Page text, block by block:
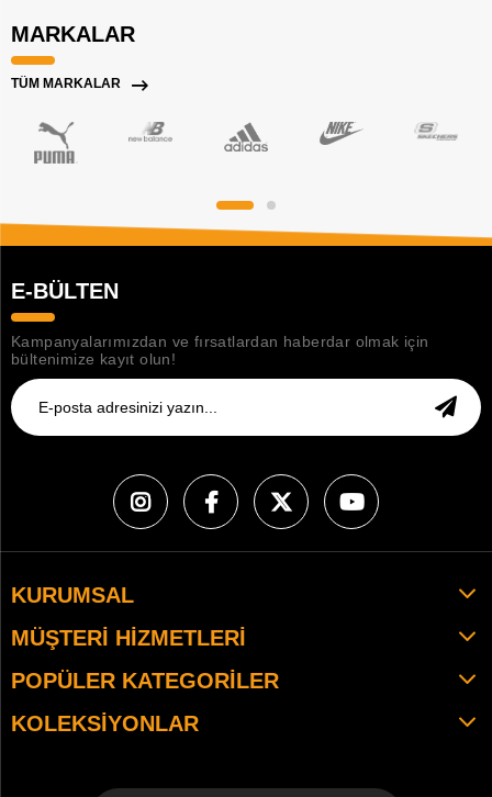
MARKALAR
TÜM MARKALAR
E-BÜLTEN
Kampanyalarımızdan ve fırsatlardan haberdar olmak için
bültenimize kayıt olun!
KURUMSAL
MÜŞTERI HIZMETLERI
POPÜLER KATEGORILER
KOLEKSIYONLAR